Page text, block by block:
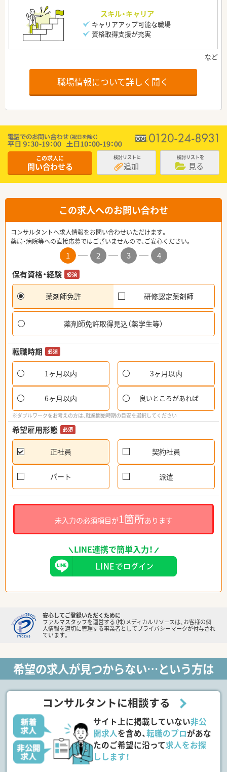
スキル・キャリア
キャリアアップ可能な職場
資格取得支援が充実
職場情報について詳しく聞く
この求人に
問い合わせる
検討リストに
追加
検討リストを
見る
この求人へのお問い合わせ
コンサルタントへ求人情報をお問い合わせいただけます。
薬局・病院等への直接応募ではございませんので、ご安心ください。
1 2 3
4
保有資格・経験
必須
薬剤師免許 研修認定薬剤師
薬剤師免許取得見込（薬学生等）
転職時期 必須
1ヶ月以内 3ヶ月以内
6ヶ月以内 良いところがあれば
※ダブルワークをお考えの方は、就業開始時期の目安を選択してください
希望雇用形態 必須
正社員 契約社員
パート 派遣
未入力の必須項目が1箇所あります
LINE連携で簡単入力！
安心してご登録いただくために
ファルマスタッフを運営する（株）メディカルリソースは、お客様の個
人情報を適切に管理する事業者としてプライバシーマークが付与され
ています。
希望の求人が見つからない…という方は
コンサルタントに相談する
サイト上に掲載していない非公
開求人を含め、転職のプロがあな
たのご希望に沿って求人をお探
しします！